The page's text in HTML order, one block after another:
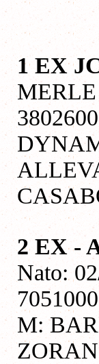
1 EX
MERLE
2 EX -
Nato:
M: